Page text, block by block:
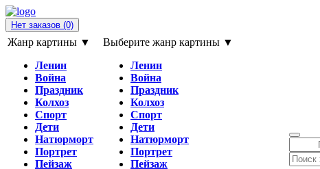
Нет заказов (0)
Жанр картины ▼
Ленин
Война
Праздник
Колхоз
Спорт
Дети
Натюрморт
Портрет
Пейзаж
Выберите жанр картины ▼
Ленин
Война
Праздник
Колхоз
Спорт
Дети
Натюрморт
Портрет
Пейзаж